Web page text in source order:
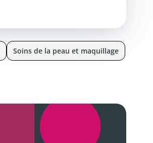
Soins de la peau et maquillage